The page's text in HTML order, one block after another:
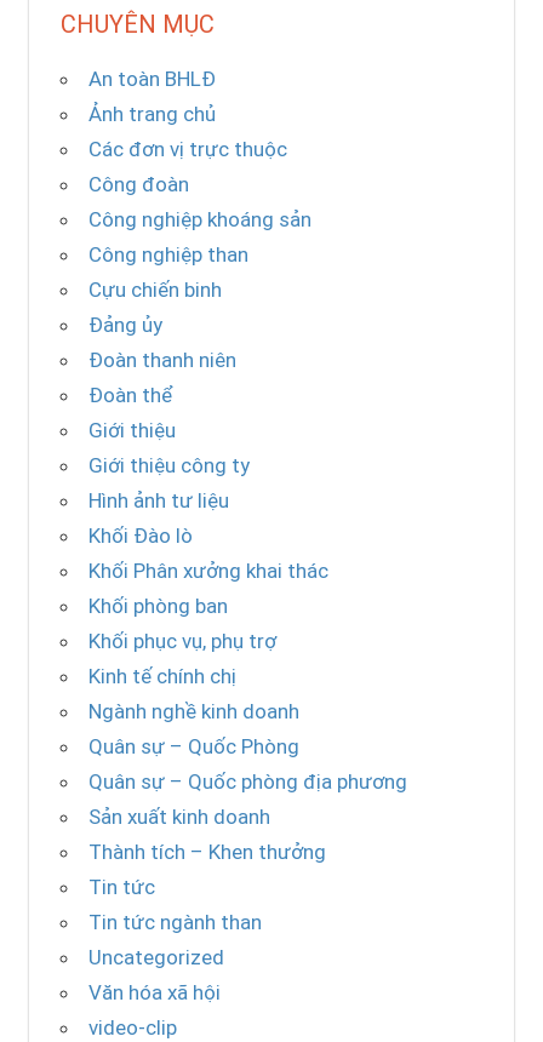
CHUYÊN MỤC
An toàn BHLĐ
Ảnh trang chủ
Các đơn vị trực thuộc
Công đoàn
Công nghiệp khoáng sản
Công nghiệp than
Cựu chiến binh
Đảng ủy
Đoàn thanh niên
Đoàn thể
Giới thiệu
Giới thiệu công ty
Hình ảnh tư liệu
Khối Đào lò
Khối Phân xưởng khai thác
Khối phòng ban
Khối phục vụ, phụ trợ
Kinh tế chính chị
Ngành nghề kinh doanh
Quân sự – Quốc Phòng
Quân sự – Quốc phòng địa phương
Sản xuất kinh doanh
Thành tích – Khen thưởng
Tin tức
Tin tức ngành than
Uncategorized
Văn hóa xã hội
video-clip